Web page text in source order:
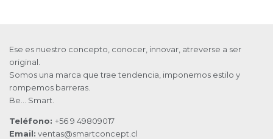
Ese es nuestro concepto, conocer, innovar, atreverse a ser
original.
Somos una marca que trae tendencia, imponemos estilo y
rompemos barreras.
Be… Smart.
Teléfono: +56 9 49809017
Email: ventas@smartconcept.cl